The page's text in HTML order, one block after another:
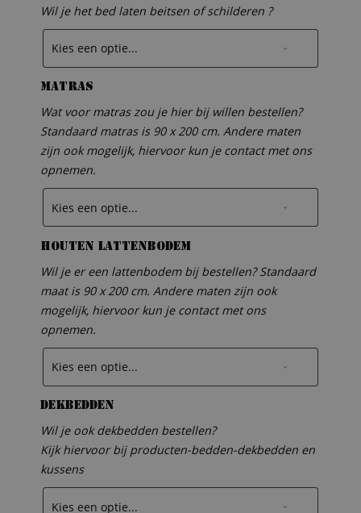
Wil je het bed laten beitsen of schilderen ?
Matras
Wat voor matras zou je hier bij willen bestellen?
Standaard matras is 90 x 200 cm. Andere maten
zijn ook mogelijk, hiervoor kun je contact met ons
opnemen.
Houten lattenbodem
Wil je er een lattenbodem bij bestellen? Standaard
maat is 90 x 200 cm. Andere maten zijn ook
mogelijk, hiervoor kun je contact met ons
opnemen.
Dekbedden
Wil je ook dekbedden bestellen?
Kijk hiervoor bij producten-bedden-dekbedden en
kussens